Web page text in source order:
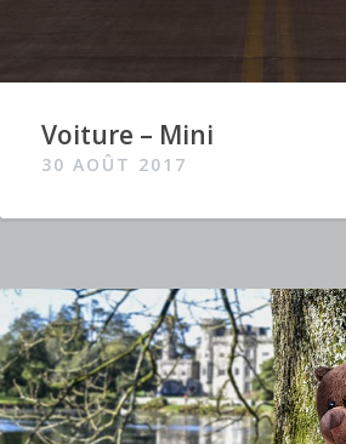
Voiture – Mini
30 AOÛT 2017